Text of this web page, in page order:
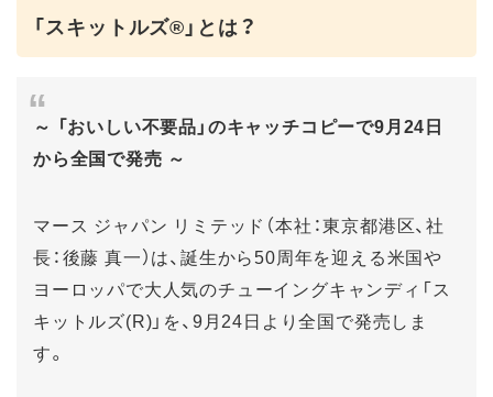
「スキットルズ®」とは？
～ 「おいしい不要品」のキャッチコピーで9月24日
から全国で発売 ～
マース ジャパン リミテッド（本社：東京都港区、社
長：後藤 真一）は、誕生から50周年を迎える米国や
ヨーロッパで大人気のチューイングキャンディ「ス
キットルズ(R)」を、9月24日より全国で発売しま
す。